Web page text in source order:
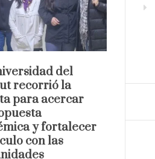
del
recorrió la
para acercar
y fortalecer
con las